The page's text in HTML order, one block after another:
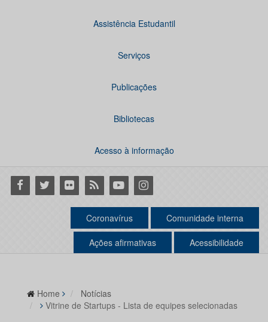
Assistência Estudantil
Serviços
Publicações
Bibliotecas
Acesso à informação
Facebook
Twitter Flickr RSS YoutubeInstagram
Coronavírus Comunidade interna
Ações afirmativas Acessibilidade
Home
Notícias
Vitrine de Startups - Lista de equipes selecionadas